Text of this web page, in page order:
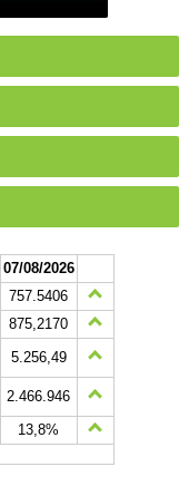
07/08/2026
757.5406
875,2170
5.256,49
2.466.946
13,8%